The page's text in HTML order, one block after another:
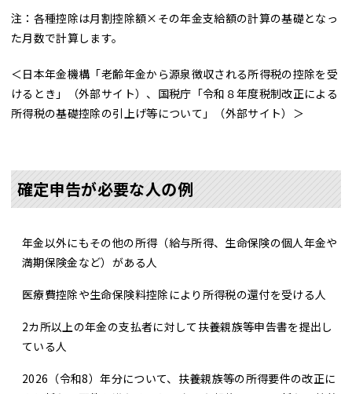
注：各種控除は月割控除額×その年金支給額の計算の基礎となっ
た月数で計算します。
＜日本年金機構「老齢年金から源泉徴収される所得税の控除を受
けるとき 」（外部サイト）、国税庁「令和８年度税制改正による
所得税の基礎控除の引上げ等について 」（外部サイト）＞
確定申告が必要な人の例
年金以外にもその他の所得（給与所得、生命保険の個人年金や
満期保険金など）がある人
医療費控除や生命保険料控除により所得税の還付を受ける人
2カ所以上の年金の支払者に対して扶養親族等申告書を提出し
ている人
2026（令和8）年分について、扶養親族等の所得要件の改正に